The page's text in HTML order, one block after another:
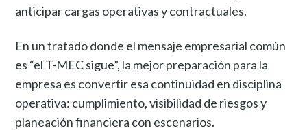
anticipar cargas operativas y contractuales.
En un tratado donde el mensaje empresarial común
es “el T-MEC sigue”, la mejor preparación para la
empresa es convertir esa continuidad en disciplina
operativa: cumplimiento, visibilidad de riesgos y
planeación financiera con escenarios.